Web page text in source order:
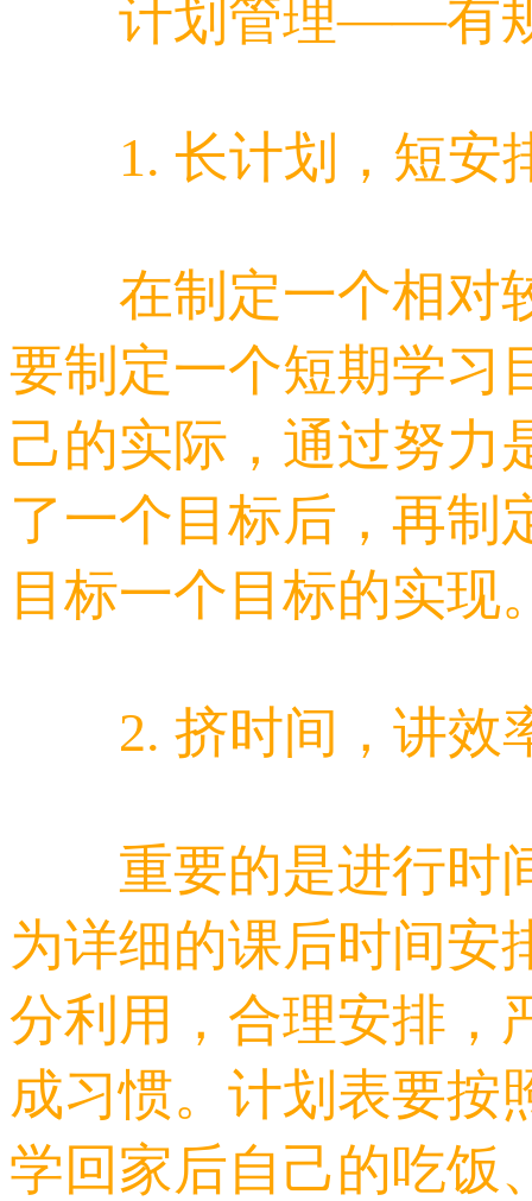
计划管理——有
1. 长计划，短安
在制定一个相对
要制定一个短期学习
己的实际，通过努力
了一个目标后，再制
目标一个目标的实现
2. 挤时间，讲效
重要的是进行时
为详细的课后时间安
分利用，合理安排，
成习惯。计划表要按
学回家后自己的吃饭